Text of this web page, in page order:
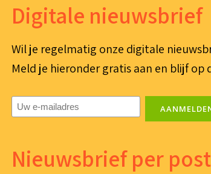
Digitale nieuwsbrief
Wil je regelmatig onze digitale
Meld je hieronder gratis aan en blijf op
E-
mailadres(Vereist)
Nieuwsbrief per post